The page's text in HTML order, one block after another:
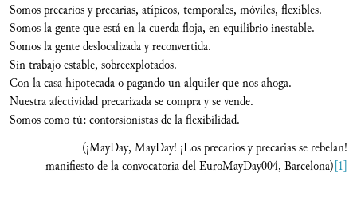
Somos precarios y precarias, atípicos, temporales, móviles, flexibles.
Somos la gente que está en la cuerda floja, en equilibrio inestable.
Somos la gente deslocalizada y reconvertida.
Sin trabajo estable, sobreexplotados.
Con la casa hipotecada o pagando un alquiler que nos ahoga.
Nuestra afectividad precarizada se compra y se vende.
Somos como tú: contorsionistas de la flexibilidad.
(¡MayDay, MayDay! ¡Los precarios y precarias se rebelan!
manifiesto de la convocatoria del EuroMayDay004, Barcelona)[1]